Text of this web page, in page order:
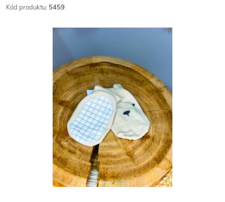
Kód produktu: 5459